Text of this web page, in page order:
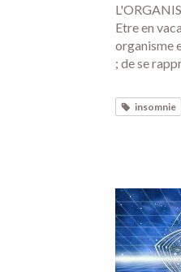
Etre en
organisme
; de se
insomnie